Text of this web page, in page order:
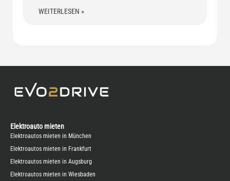
WEITERLESEN »
Elektroauto mieten
Elektroautos mieten in München
Elektroautos mieten in Frankfurt
Elektroautos mieten in Augsburg
Elektroautos mieten in Wiesbaden